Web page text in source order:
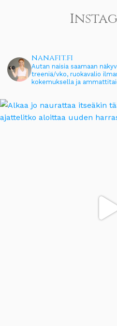
nanafit.fi
Autan naisia saamaan
treeniä/vko, ruokavalio
kokemuksella ja